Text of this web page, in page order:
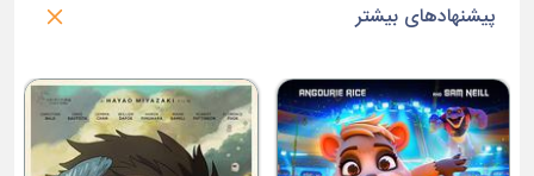
پیشنهادهای بیشتر